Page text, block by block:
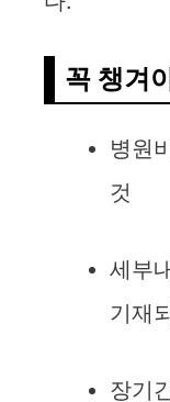
꼭 챙겨
병원
것
세부
기재
장기